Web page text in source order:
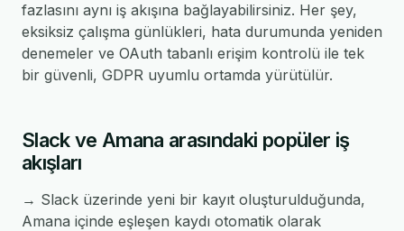
fazlasını aynı iş akışına bağlayabilirsiniz. Her şey,
eksiksiz çalışma günlükleri, hata durumunda yeniden
denemeler ve OAuth tabanlı erişim kontrolü ile tek
bir güvenli, GDPR uyumlu ortamda yürütülür.
Slack ve Amana arasındaki popüler iş
akışları
→ Slack üzerinde yeni bir kayıt oluşturulduğunda,
Amana içinde eşleşen kaydı otomatik olarak